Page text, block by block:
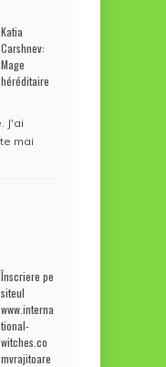
Katia
Carshnev:
Mage
héréditaire
J'ai
mai
Înscriere pe
siteul
www.interna
tional-
witches.co
mvrajitoare